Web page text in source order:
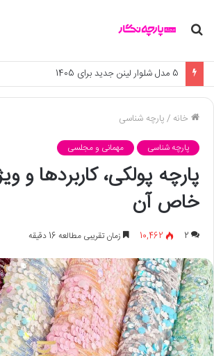
جستجو
خانه /پارچه شناسی
پارچه شناسی مهمانی و مجلسی
پارچه پولکی، کاربردها و
خاص آن
2
10,462 زمان تقریبی مطالعه 16 دقیقه